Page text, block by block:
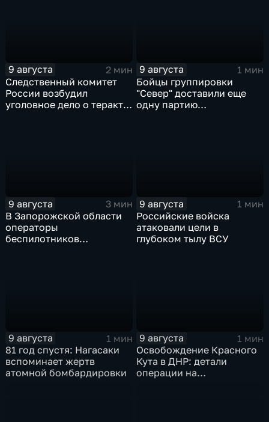
9 августа
2 мин
Следственный комитет
России возбудил
уголовное дело о теракте
9 августа
1 мин
Бойцы группировки
"Север" доставили еще
одну партию
9 августа
3 мин
В Запорожской области
операторы
беспилотников
9 августа
1 мин
Российские войска
атаковали цели в
глубоком тылу ВСУ
9 августа
1 мин
81 год спустя: Нагасаки
вспоминает жертв
атомной бомбардировки
9 августа
1 мин
Освобождение Красного
Кута в ДНР: детали
операции на